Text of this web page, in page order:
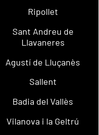
Ripollet
Sant Andreu de
Llavaneres
Agustí de Lluçanès
Sallent
Badia del Vallès
Vilanova i la Geltrú